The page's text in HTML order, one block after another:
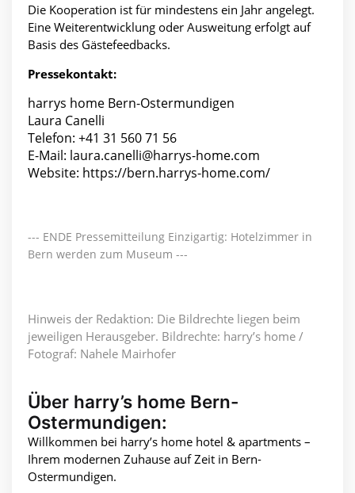
Die Kooperation ist für mindestens ein Jahr angelegt.
Eine Weiterentwicklung oder Ausweitung erfolgt auf
Basis des Gästefeedbacks.
Pressekontakt:
harrys home Bern-Ostermundigen
Laura Canelli
Telefon: +41 31 560 71 56
E-Mail: laura.canelli@harrys-home.com
Website: https://bern.harrys-home.com/
--- ENDE Pressemitteilung Einzigartig: Hotelzimmer in
Bern werden zum Museum ---
Hinweis der Redaktion: Die Bildrechte liegen beim
jeweiligen Herausgeber. Bildrechte: harry’s home /
Fotograf: Nahele Mairhofer
Über harry’s home Bern-
Ostermundigen:
Willkommen bei harry’s home hotel & apartments –
Ihrem modernen Zuhause auf Zeit in Bern-
Ostermundigen.